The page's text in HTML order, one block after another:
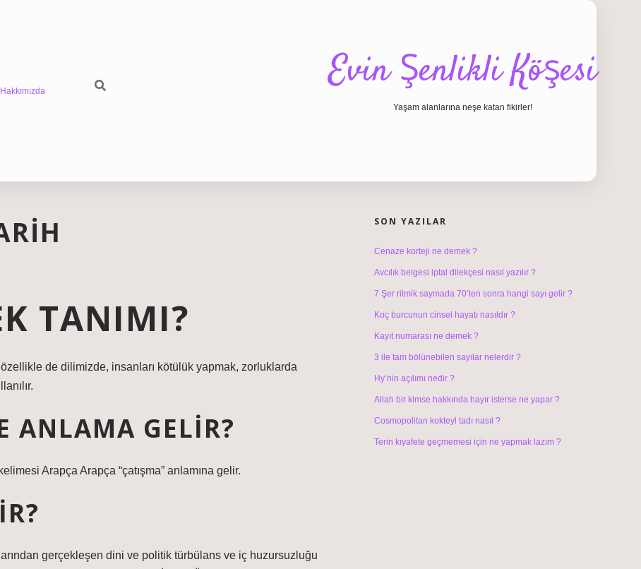
Hakkımızda Evin Şenlikli Köşesi
Yaşam alanlarına neşe katan fikirler!
TANIMI?
de dilimizde, insanları kötülük yapmak, zorluklarda
ANLAMA GELIR?
Arapça Arapça “çatışma” anlamına gelir.
gerçekleşen dini ve politik türbülans ve iç huzursuzluğu
SON YAZILAR
Cenaze korteji ne demek ?
Avcılık belgesi iptal dilekçesi nasıl yazılır ?
7 Şer ritmik saymada 70’ten sonra hangi sayı gelir ?
Koç burcunun cinsel hayatı nasıldır ?
Kayıt numarası ne demek ?
3 ile tam bölünebilen sayılar nelerdir ?
Hy’nin açılımı nedir ?
Allah bir kimse hakkında hayır isterse ne yapar ?
Cosmopolitan kokteyl tadı nasıl ?
Terin kıyafete geçmemesi için ne yapmak lazım ?